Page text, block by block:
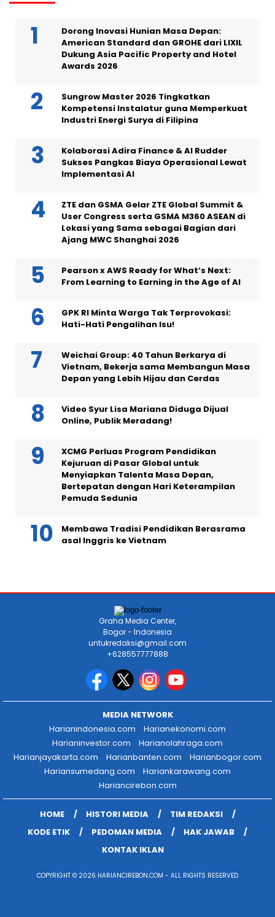
Dorong Inovasi Hunian Masa Depan:
American Standard dan GROHE dari LIXIL
Dukung Asia Pacific Property and Hotel
Awards 2026
Sungrow Master 2026 Tingkatkan
Kompetensi Instalatur guna Memperkuat
Industri Energi Surya di Filipina
Kolaborasi Adira Finance & AI Rudder
Sukses Pangkas Biaya Operasional Lewat
Implementasi AI
ZTE dan GSMA Gelar ZTE Global Summit &
User Congress serta GSMA M360 ASEAN di
Lokasi yang Sama sebagai Bagian dari
Ajang MWC Shanghai 2026
Pearson x AWS Ready for What’s Next:
From Learning to Earning in the Age of AI
GPK RI Minta Warga Tak Terprovokasi:
Hati-Hati Pengalihan Isu!
Weichai Group: 40 Tahun Berkarya di
Vietnam, Bekerja sama Membangun Masa
Depan yang Lebih Hijau dan Cerdas
Video Syur Lisa Mariana Diduga Dijual
Online, Publik Meradang!
XCMG Perluas Program Pendidikan
Kejuruan di Pasar Global untuk
Menyiapkan Talenta Masa Depan,
Bertepatan dengan Hari Keterampilan
Pemuda Sedunia
Membawa Tradisi Pendidikan Berasrama
asal Inggris ke Vietnam
Graha Media Center,
Bogor - Indonesia
untukredaksi@gmail.com
+628557777888
MEDIA NETWORK
Harianindonesia.com
Harianekonomi.com
Harianinvestor.com
Harianolahraga.com
Harianjayakarta.com
Harianbanten.com
Harianbogor.com
Hariansumedang.com
Hariankarawang.com
Hariancirebon.com
HOME HISTORI MEDIA
TIM REDAKSI
KODE ETIK
PEDOMAN MEDIA
HAK JAWAB
KONTAK IKLAN
COPYRIGHT © 2026 HARIANCIREBON.COM - ALL RIGHTS RESERVED